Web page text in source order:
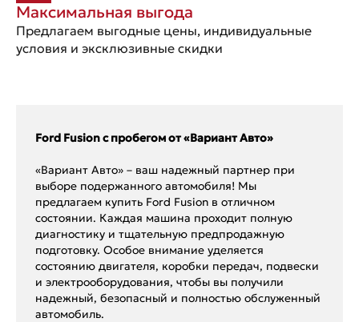
Максимальная выгода
Предлагаем выгодные цены, индивидуальные
условия и эксклюзивные скидки
Ford Fusion с пробегом от «Вариант Авто»
«Вариант Авто» – ваш надежный партнер при
выборе подержанного автомобиля! Мы
предлагаем купить Ford Fusion в отличном
состоянии. Каждая машина проходит полную
диагностику и тщательную предпродажную
подготовку. Особое внимание уделяется
состоянию двигателя, коробки передач, подвески
и электрооборудования, чтобы вы получили
надежный, безопасный и полностью обслуженный
автомобиль.